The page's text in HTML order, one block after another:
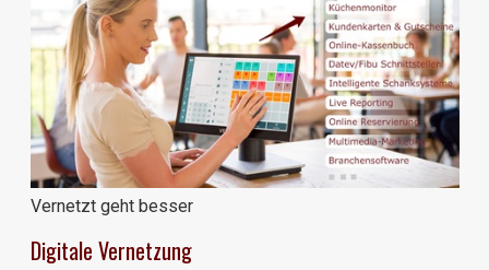
Vernetzt geht besser
Digitale Vernetzung